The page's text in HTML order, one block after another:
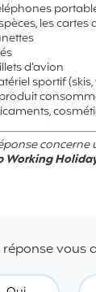
les cartes
d’avion
sportif (skis,
Working
réponse vous